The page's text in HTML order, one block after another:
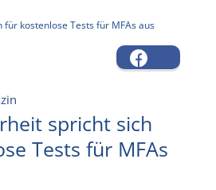
kostenlose Tests für MFAs aus
spricht sich
Tests für MFAs